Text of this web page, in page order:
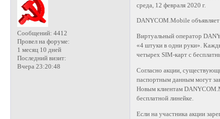
Сообщений: 4412
Провел на форуме:
1 месяц 10 дней
Последний визит:
Вчера 23:20:48
среда, 12 февраля 2020 г.
DANYCOM.Mobile
Виртуальный оператор
«4 штуки в одни руки».
четырех SIM-карт с
Согласно акции,
паспортным данным могут
Новым клиентам
бесплатной линейке.
Если на участника акции